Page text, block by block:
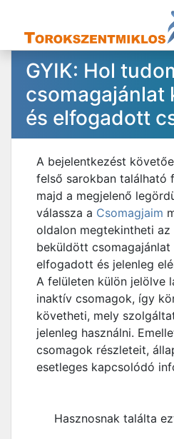
GYIK: Hol
csomagajánlat
és elfogadott
A bejelentkezést
felső sarokban található
majd a megjelenő
válassza a Csomagjaim
oldalon megtekintheti az
beküldött
elfogadott és jelenleg
A felületen külön jelölve
inaktív csomagok, így
követheti, mely
jelenleg használni.
csomagok részleteit,
esetleges kapcsolódó
Hasznosnak találta